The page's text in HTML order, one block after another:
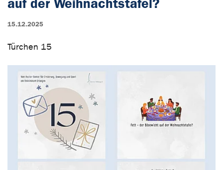
auf der Weihnachtstafel?
15.12.2025
Türchen 15